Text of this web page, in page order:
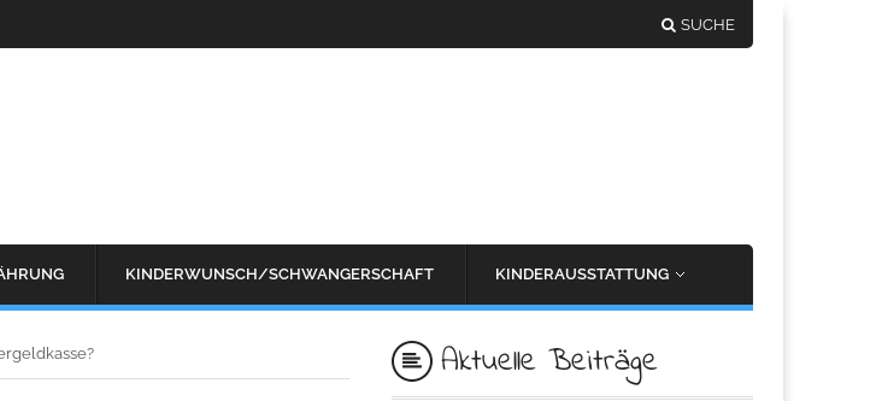
SUCHE
KINDERWUNSCH/SCHWANGERSCHAFT KINDERAUSSTATTUNG
Aktuelle Beiträge